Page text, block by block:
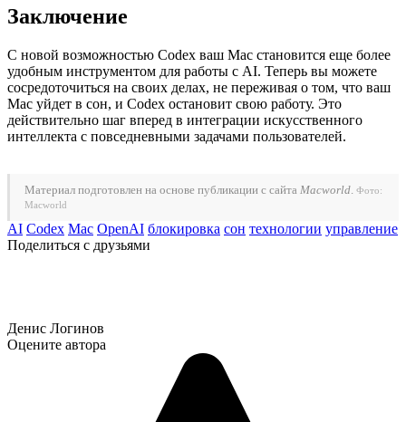
Заключение
С новой возможностью Codex ваш Mac становится еще более
удобным инструментом для работы с AI. Теперь вы можете
сосредоточиться на своих делах, не переживая о том, что ваш
Mac уйдет в сон, и Codex остановит свою работу. Это
действительно шаг вперед в интеграции искусственного
интеллекта с повседневными задачами пользователей.
Материал подготовлен на основе публикации с сайта Macworld. Фото:
Macworld
AI Codex Mac OpenAI блокировка сон технологии управление
Поделиться с друзьями
Денис Логинов
Оцените автора